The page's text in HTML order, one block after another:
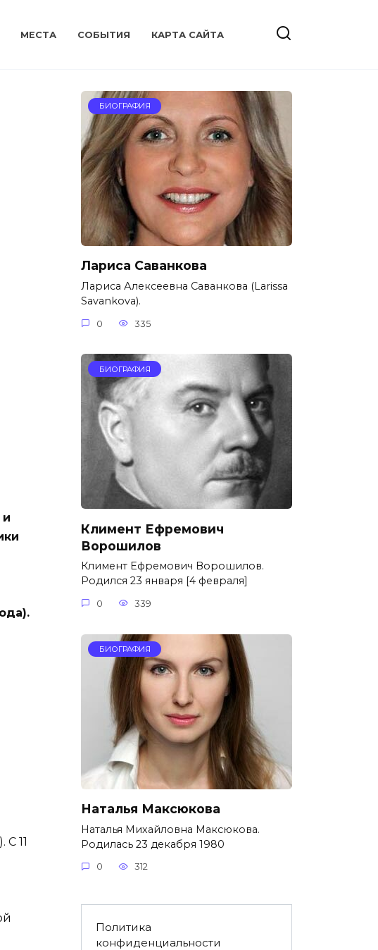
МЕСТА CОБЫТИЯ КАРТА САЙТА
и
11
БИОГРАФИЯ
Лариса Саванкова
Лариса Алексеевна Саванкова (Larissa
Savankova).
0 335
БИОГРАФИЯ
Климент Ефремович
Ворошилов
Климент Ефремович Ворошилов.
Родился 23 января [4 февраля]
0 339
БИОГРАФИЯ
Наталья Максюкова
Наталья Михайловна Максюкова.
Родилась 23 декабря 1980
0 312
Политика
конфиденциальности